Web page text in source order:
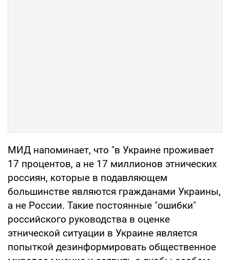
МИД напоминает, что "в Украине проживает
17 процентов, а не 17 миллионов этнических
россиян, которые в подавляющем
большинстве являются гражданами Украины,
а не России. Такие постоянные "ошибки"
российского руководства в оценке
этнической ситуации в Украине является
попыткой дезинформировать общественное